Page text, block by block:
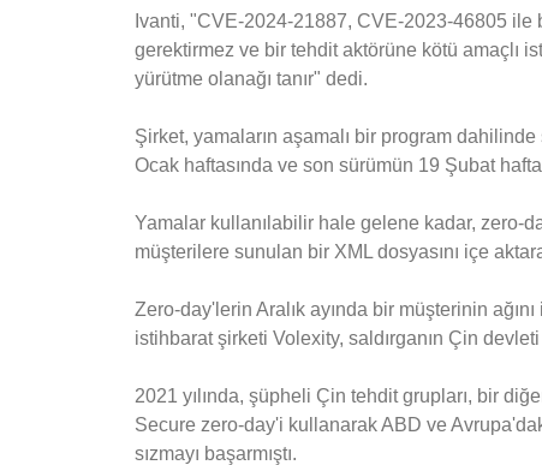
Ivanti, "CVE-2024-21887, CVE-2023-46805 ile
gerektirmez ve bir tehdit aktörüne kötü amaçlı
yürütme olanağı tanır" dedi.
Şirket, yamaların aşamalı bir program
Ocak haftasında ve son sürümün 19 Şubat
Yamalar kullanılabilir hale gelene kadar, zero-
müşterilere sunulan bir XML dosyasını içe
Zero-day'lerin Aralık ayında bir müşterinin
istihbarat şirketi Volexity, saldırganın Çin
2021 yılında, şüpheli Çin tehdit grupları, bir
Secure zero-day'i kullanarak ABD ve
sızmayı başarmıştı.